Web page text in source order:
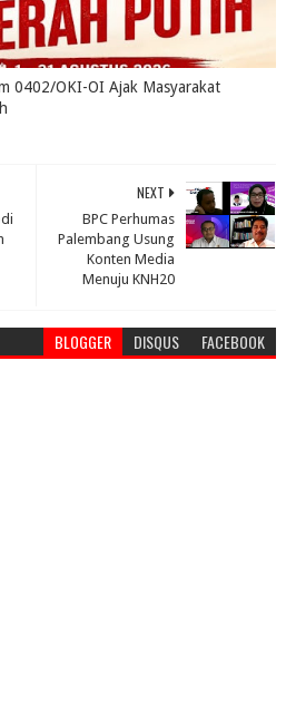
0402/OKI-OI Ajak Masyarakat
NEXT
BPC Perhumas
Palembang Usung
Konten Media
Menuju KNH20
BLOGGER DISQUS FACEBOOK